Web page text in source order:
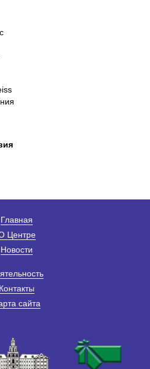
Главная
Центре
Новости
Контакты
сайта